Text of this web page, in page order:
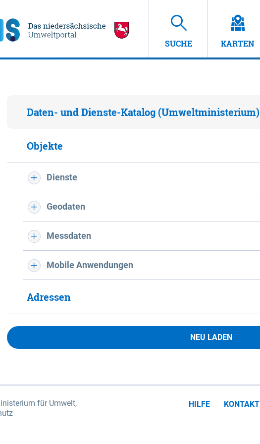
SUCHE KARTEN
Daten- und Dienste-Katalog (Umweltministerium)
Objekte
Dienste
Geodaten
Messdaten
Mobile Anwendungen
Adressen
NEU LADEN
für Umwelt,
HILFE KONTAKT